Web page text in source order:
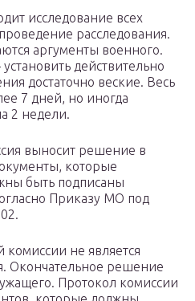
исследование всех
расследования.
аргументы военного.
действительно
достаточно веские. Весь
7 дней, но иногда
2 недели.
выносит решение в
которые
быть подписаны
Приказу МО под
комиссии не является
Окончательное решение
Протокол комиссии